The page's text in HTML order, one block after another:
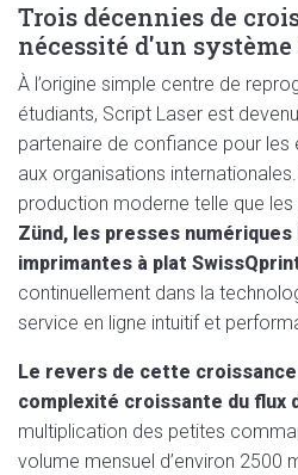
Trois décennies de
nécessité d'un
À l’origine simple centre de
étudiants, Script Laser est
partenaire de confiance pour les
aux organisations
production moderne telle que les
Zünd, les presses
imprimantes à plat
continuellement dans la
service en ligne intuitif et
Le revers de cette
complexité croissante du flux
multiplication des petites
volume mensuel d’environ 2500